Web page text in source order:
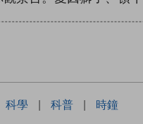
科學 | 科普 | 時鐘